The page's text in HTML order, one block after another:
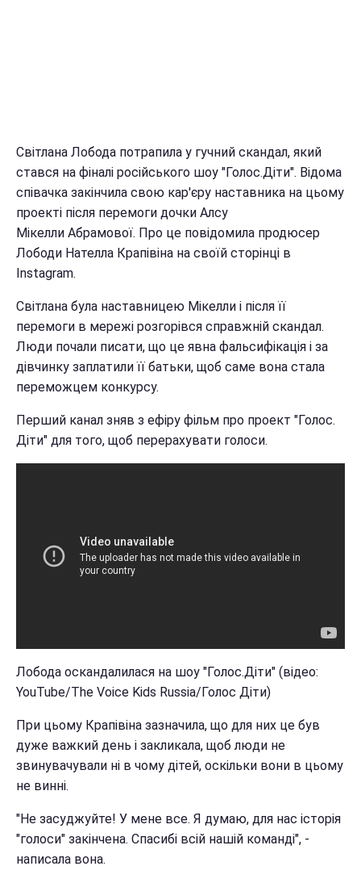
Світлана Лобода потрапила у гучний скандал, який
стався на фіналі російського шоу "Голос.Діти". Відома
співачка закінчила свою кар'єру наставника на цьому
проекті після перемоги дочки Алсу
Мікелли Абрамової. Про це повідомила продюсер
Лободи Нателла Крапівіна на своїй сторінці в
Instagram.
Світлана була наставницею Мікелли і після її
перемоги в мережі розгорівся справжній скандал.
Люди почали писати, що це явна фальсифікація і за
дівчинку заплатили її батьки, щоб саме вона стала
переможцем конкурсу.
Перший канал зняв з ефіру фільм про проект "Голос.
Діти" для того, щоб перерахувати голоси.
Лобода оскандалилася на шоу "Голос.Діти" (відео:
YouTube/The Voice Kids Russia/Голос Діти)
При цьому Крапівіна зазначила, що для них це був
дуже важкий день і закликала, щоб люди не
звинувачували ні в чому дітей, оскільки вони в цьому
не винні.
"Не засуджуйте! У мене все. Я думаю, для нас історія
"голоси" закінчена. Спасибі всій нашій команді", -
написала вона.